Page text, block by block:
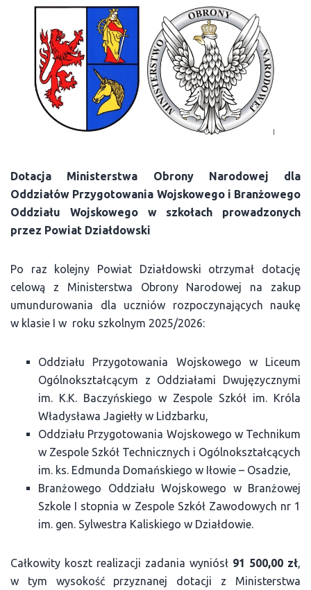
Dotacja Ministerstwa Obrony Narodowej dla
Oddziałów Przygotowania Wojskowego i Branżowego
Oddziału Wojskowego w szkołach prowadzonych
przez Powiat Działdowski
Po raz kolejny Powiat Działdowski otrzymał dotację
celową z Ministerstwa Obrony Narodowej na zakup
umundurowania dla uczniów rozpoczynających naukę
w klasie I w roku szkolnym 2025/2026:
Oddziału Przygotowania Wojskowego w Liceum
Ogólnokształcącym z Oddziałami Dwujęzycznymi
im. K.K. Baczyńskiego w Zespole Szkół im. Króla
Władysława Jagiełły w Lidzbarku,
Oddziału Przygotowania Wojskowego w Technikum
w Zespole Szkół Technicznych i Ogólnokształcących
im. ks. Edmunda Domańskiego w Iłowie – Osadzie,
Branżowego Oddziału Wojskowego w Branżowej
Szkole I stopnia w Zespole Szkół Zawodowych nr 1
im. gen. Sylwestra Kaliskiego w Działdowie.
Całkowity koszt realizacji zadania wyniósł 91 500,00 zł,
w tym wysokość przyznanej dotacji z Ministerstwa